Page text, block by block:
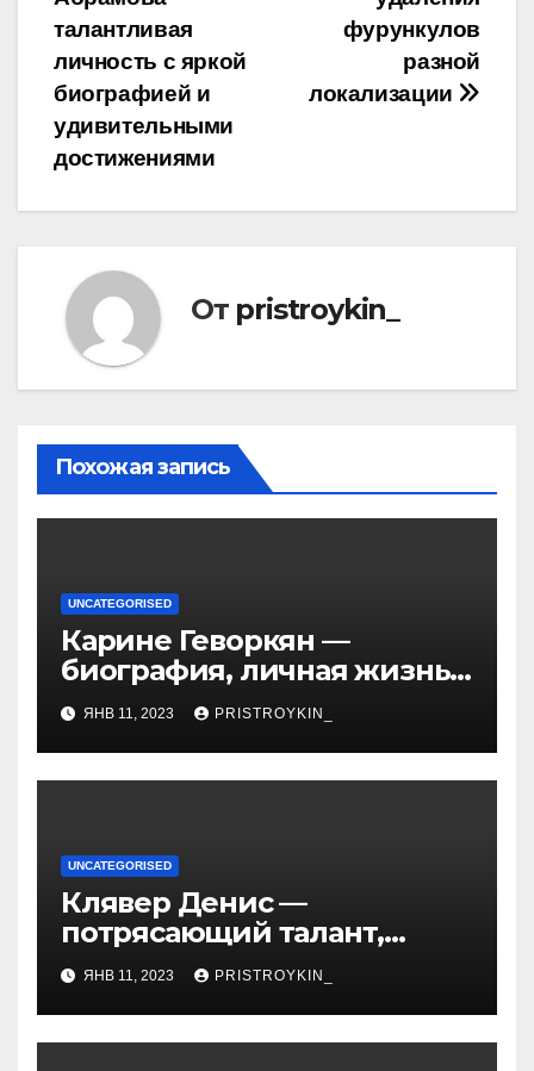
по
записям
фурункулов
разной
локализации
талантливая
личность с яркой
биографией и
удивительными
достижениями
От pristroykin_
Похожая запись
UNCATEGORISED
Карине Геворкян —
биография, личная жизнь
и факты из Википедии —
детали о жизни и карьере
известной актрисы
ЯНВ 11, 2023 PRISTROYKIN_
UNCATEGORISED
Клявер Денис —
потрясающий талант,
захватывающий сердца
миллионов слушателей —
узнайте обо всем, что
нужно знать о его
ЯНВ 11, 2023 PRISTROYKIN_